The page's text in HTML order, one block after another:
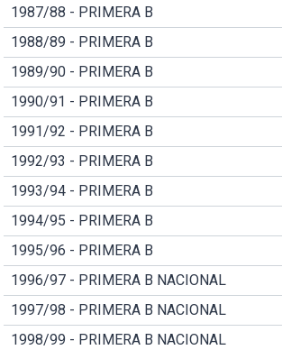
1987/88 - PRIMERA B
1988/89 - PRIMERA B
1989/90 - PRIMERA B
1990/91 - PRIMERA B
1991/92 - PRIMERA B
1992/93 - PRIMERA B
1993/94 - PRIMERA B
1994/95 - PRIMERA B
1995/96 - PRIMERA B
1996/97 - PRIMERA B NACIONAL
1997/98 - PRIMERA B NACIONAL
1998/99 - PRIMERA B NACIONAL